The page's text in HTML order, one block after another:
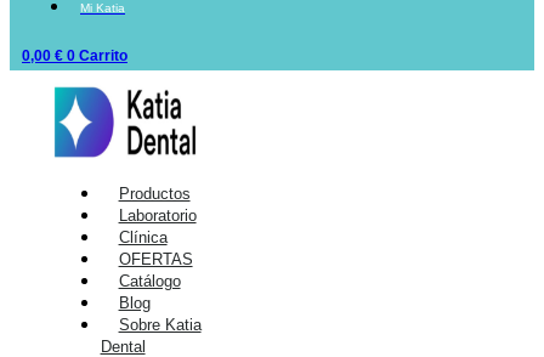
Mi Katia
0,00 € 0 Carrito
Productos
Laboratorio
Clínica
OFERTAS
Catálogo
Blog
Sobre Katia
Dental